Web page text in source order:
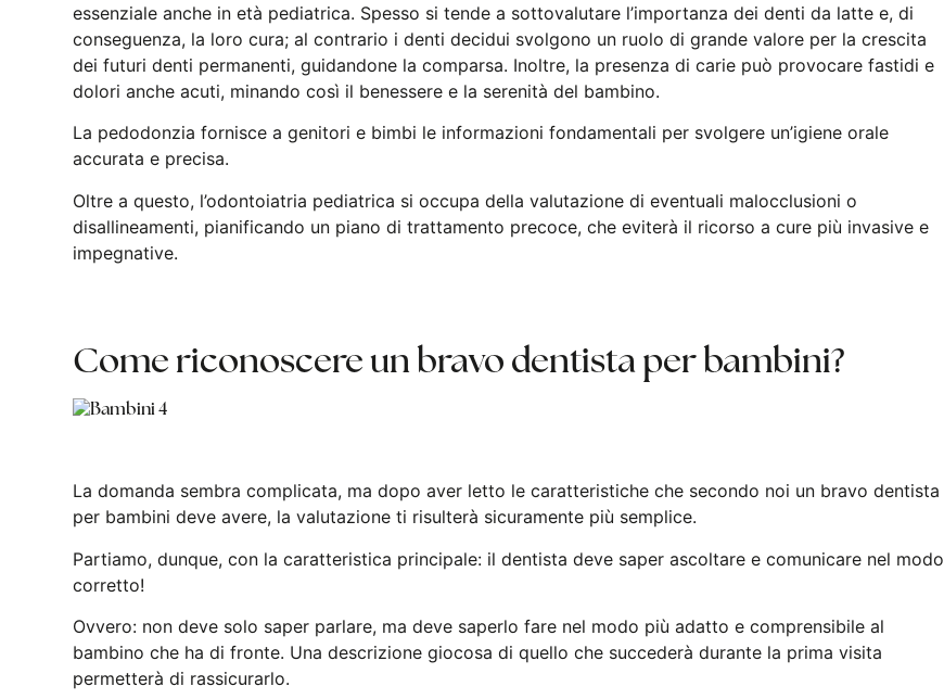
essenziale anche in età pediatrica. Spesso si tende a sottovalutare l’importanza dei denti da latte e, di
conseguenza, la loro cura; al contrario i denti decidui svolgono un ruolo di grande valore per la crescita
dei futuri denti permanenti, guidandone la comparsa. Inoltre, la presenza di carie può provocare fastidi e
dolori anche acuti, minando così il benessere e la serenità del bambino.
La pedodonzia fornisce a genitori e bimbi le informazioni fondamentali per svolgere un’igiene orale
accurata e precisa.
Oltre a questo, l’odontoiatria pediatrica si occupa della valutazione di eventuali malocclusioni o
disallineamenti, pianificando un piano di trattamento precoce, che eviterà il ricorso a cure più invasive e
impegnative.
Come riconoscere un bravo dentista per bambini?
La domanda sembra complicata, ma dopo aver letto le caratteristiche che secondo noi un bravo dentista
per bambini deve avere, la valutazione ti risulterà sicuramente più semplice.
Partiamo, dunque, con la caratteristica principale: il dentista deve saper ascoltare e comunicare nel modo
corretto!
Ovvero: non deve solo saper parlare, ma deve saperlo fare nel modo più adatto e comprensibile al
bambino che ha di fronte. Una descrizione giocosa di quello che succederà durante la prima visita
permetterà di rassicurarlo.